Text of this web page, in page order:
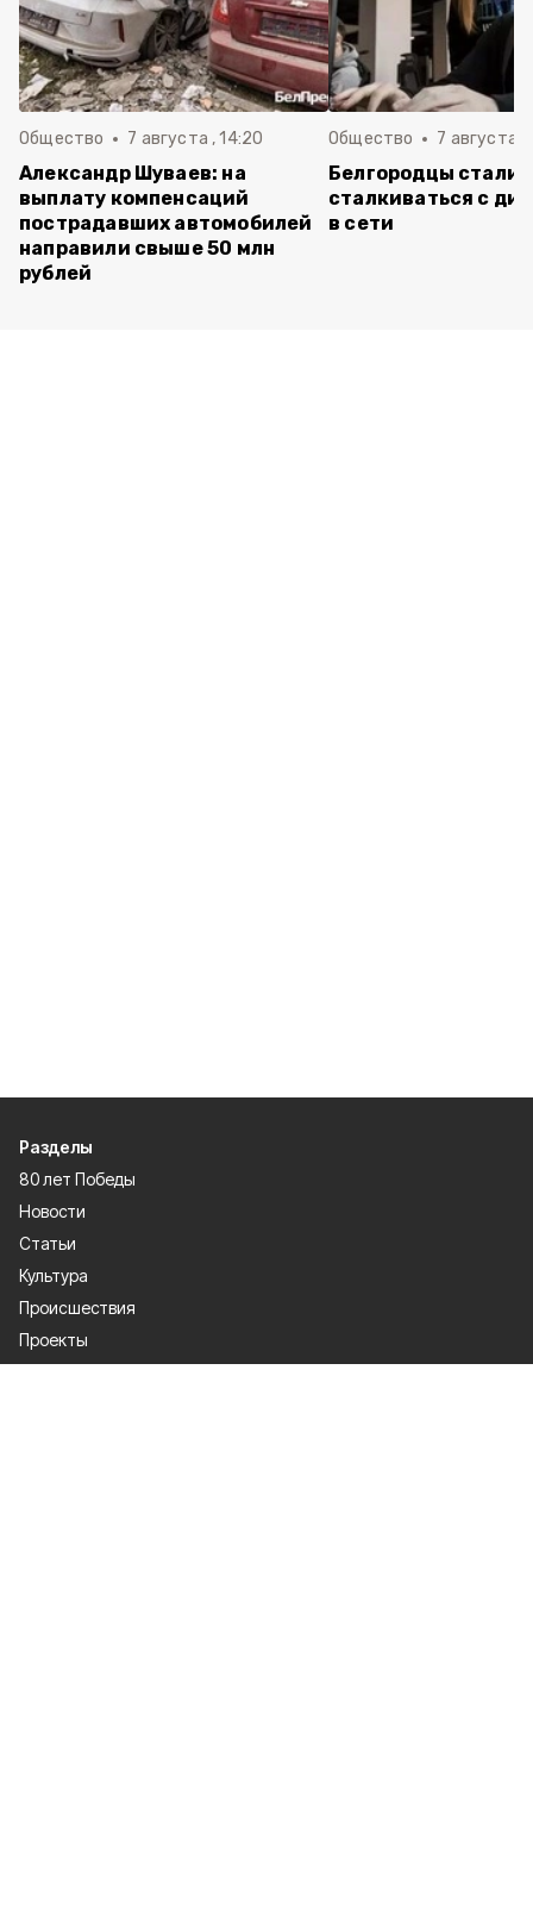
Общество 7 августа , 14:20
Александр Шуваев: на
выплату компенсаций
пострадавших автомобилей
направили свыше 50 млн
рублей
Общество 7 августа ,
Белгородцы стали
сталкиваться с
в сети
Разделы
80 лет Победы
Новости
Статьи
Культура
Происшествия
Проекты